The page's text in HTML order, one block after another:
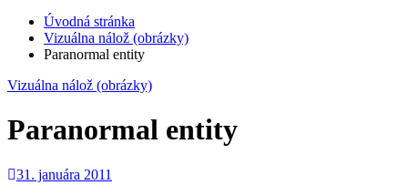
Úvodná stránka
Vizuálna nálož (obrázky)
Paranormal entity
Vizuálna nálož (obrázky)
Paranormal entity
31. januára 2011